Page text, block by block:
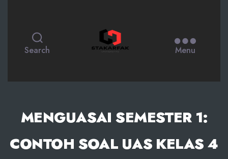
Search Menu
MENGUASAI SEMESTER 1:
CONTOH SOAL UAS KELAS 4